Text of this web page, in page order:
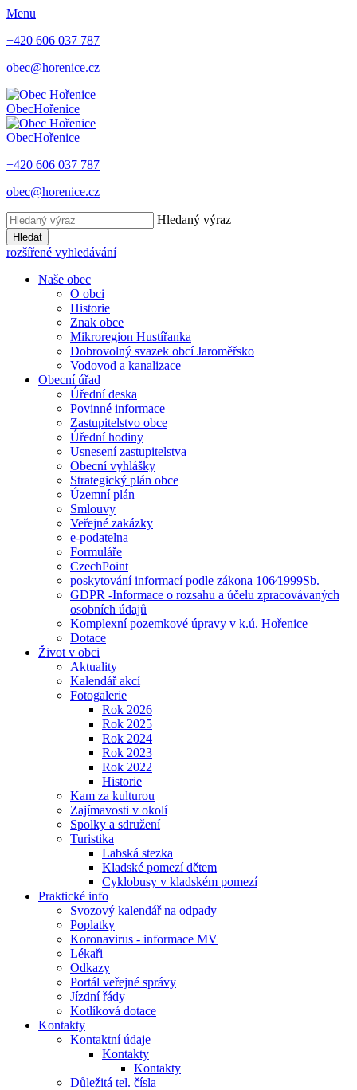
Menu
+420 606 037 787
obec@horenice.cz
ObecHořenice
ObecHořenice
+420 606 037 787
obec@horenice.cz
Hledaný výraz
Hledat
rozšířené vyhledávání
Naše obec
O obci
Historie
Znak obce
Mikroregion Hustířanka
Dobrovolný svazek obcí Jaroměřsko
Vodovod a kanalizace
Obecní úřad
Úřední deska
Povinné informace
Zastupitelstvo obce
Úřední hodiny
Usnesení zastupitelstva
Obecní vyhlášky
Strategický plán obce
Územní plán
Smlouvy
Veřejné zakázky
e-podatelna
Formuláře
CzechPoint
poskytování informací podle zákona 106⁄1999Sb.
GDPR -Informace o rozsahu a účelu zpracovávaných
osobních údajů
Komplexní pozemkové úpravy v k.ú. Hořenice
Dotace
Život v obci
Aktuality
Kalendář akcí
Fotogalerie
Rok 2026
Rok 2025
Rok 2024
Rok 2023
Rok 2022
Historie
Kam za kulturou
Zajímavosti v okolí
Spolky a sdružení
Turistika
Labská stezka
Kladské pomezí dětem
Cyklobusy v kladském pomezí
Praktické info
Svozový kalendář na odpady
Poplatky
Koronavirus - informace MV
Lékaři
Odkazy
Portál veřejné správy
Jízdní řády
Kotlíková dotace
Kontakty
Kontaktní údaje
Kontakty
Kontakty
Důležitá tel. čísla